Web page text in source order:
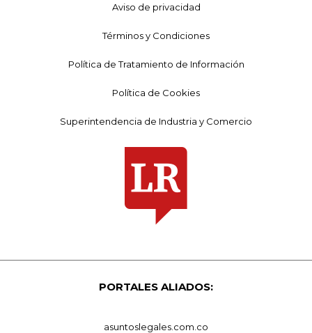
Aviso de privacidad
Términos y Condiciones
Política de Tratamiento de Información
Política de Cookies
Superintendencia de Industria y Comercio
PORTALES ALIADOS:
asuntoslegales.com.co